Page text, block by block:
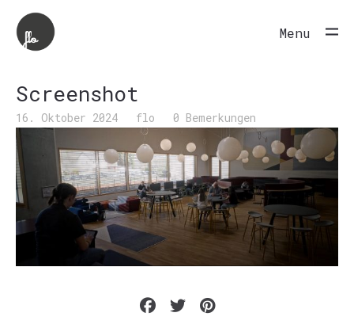
Menu
Screenshot
16. Oktober 2024 flo 0 Bemerkungen